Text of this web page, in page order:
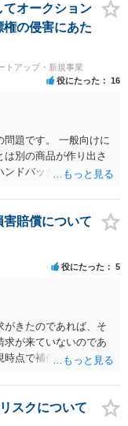
てオークション
の侵害にあた
トアップ・新規事業
役にたった 16
題です。 一般向けに
別の商品が作り出さ
ンドバッグをポーチに
害しません。 商標権者
るので、商標権は用い
た商品から別の商品
と、その商品が仮に
が傷ついてしまいま
すので、商標権を侵
ーク等）に対する一
、本来商標権者に入る
ではそのような問題は
賠償について
役にたった 5
がきたのであれば、そ
求が来ていないのであ
時点で補償の必要はあ
請求することになるで
スクについて